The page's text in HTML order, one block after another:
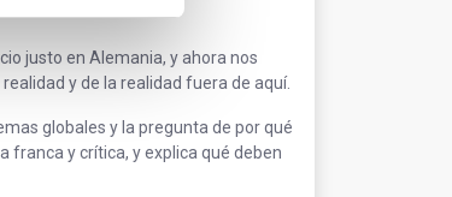
justo en Alemania, y ahora nos
y de la realidad fuera de aquí.
globales y la pregunta de por qué
franca y crítica, y explica qué deben